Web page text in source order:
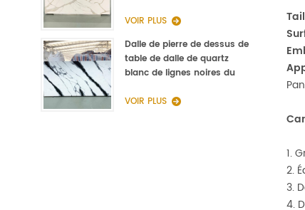
1.
2.
3.
4.
VOIR PLUS
Dalle de pierre de dessus de
table de dalle de quartz
blanc de lignes noires du
VOIR PLUS